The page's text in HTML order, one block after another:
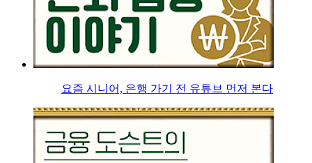
요즘 시니어, 은행 가기 전 유튜브 먼저 본다